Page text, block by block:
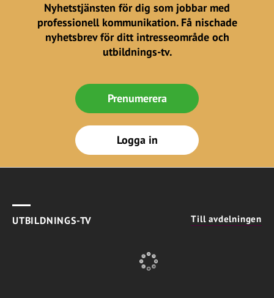
Nyhetstjänsten för dig som jobbar med
professionell kommunikation. Få nischade
nyhetsbrev för ditt intresseområde och
utbildnings-tv.
Prenumerera
Logga in
UTBILDNINGS-TV Till avdelningen